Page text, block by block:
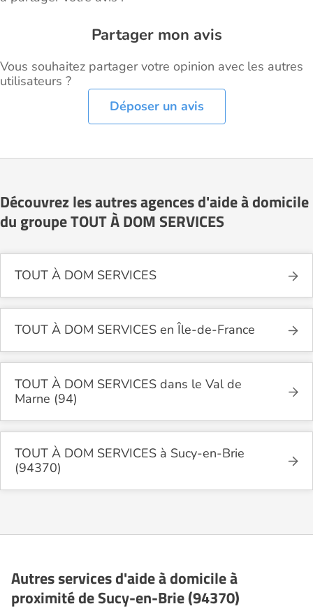
Partager mon avis
Vous souhaitez partager votre opinion avec les autres
utilisateurs ?
Déposer un avis
Découvrez les autres agences d'aide à domicile
du groupe TOUT À DOM SERVICES
TOUT À DOM SERVICES
TOUT À DOM SERVICES en Île-de-France
TOUT À DOM SERVICES dans le Val de
Marne (94)
TOUT À DOM SERVICES à Sucy-en-Brie
(94370)
Autres services d'aide à domicile à
proximité de Sucy-en-Brie (94370)